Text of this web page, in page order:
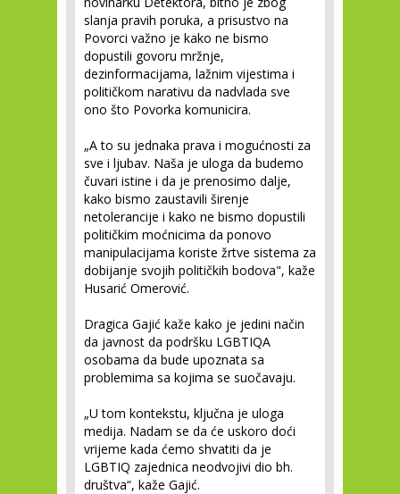
slanja pravih poruka, a prisustvo na
Povorci važno je kako ne bismo
dopustili govoru mržnje,
dezinformacijama, lažnim vijestima i
političkom narativu da nadvlada sve
ono što Povorka komunicira.
„A to su jednaka prava i mogućnosti za
sve i ljubav. Naša je uloga da budemo
čuvari istine i da je prenosimo dalje,
kako bismo zaustavili širenje
netolerancije i kako ne bismo dopustili
političkim moćnicima da ponovo
manipulacijama koriste žrtve sistema za
dobijanje svojih političkih bodova", kaže
Husarić Omerović.
Dragica Gajić kaže kako je jedini način
da javnost da podršku LGBTIQA
osobama da bude upoznata sa
problemima sa kojima se suočavaju.
„U tom kontekstu, ključna je uloga
medija. Nadam se da će uskoro doći
vrijeme kada ćemo shvatiti da je
LGBTIQ zajednica neodvojivi dio bh.
društva“, kaže Gajić.